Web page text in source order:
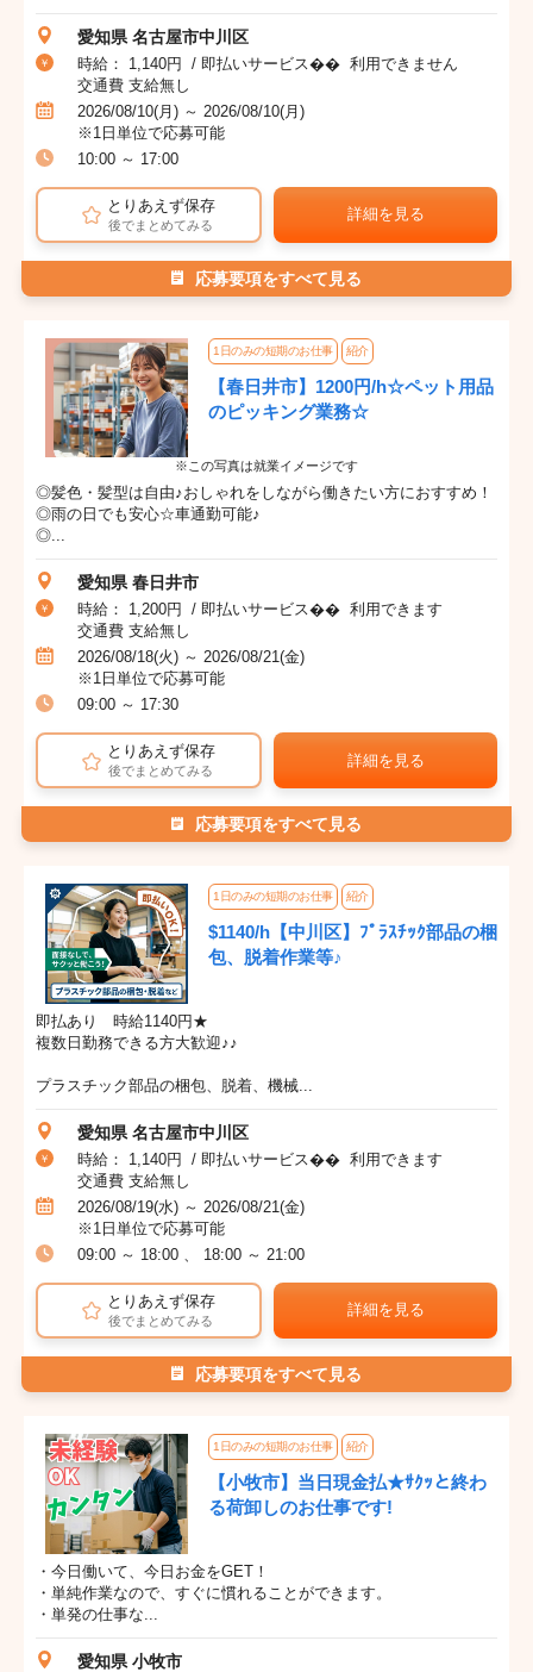
愛知県 名古屋市中川区
時給： 1,140円 / 即払いサービス�� 利用できません
交通費 支給無し
2026/08/10(月) ～ 2026/08/10(月)
※1日単位で応募可能
10:00 ～ 17:00
とりあえず保存
後でまとめてみる
詳細を見る
応募要項をすべて見る
1日のみの短期のお仕事 紹介
【春日井市】1200円/h☆ペット用品
のピッキング業務☆
※この写真は就業イメージです
◎髪色・髪型は自由♪おしゃれをしながら働きたい方におすすめ！
◎雨の日でも安心☆車通勤可能♪
◎...
愛知県 春日井市
時給： 1,200円 / 即払いサービス�� 利用できます
交通費 支給無し
2026/08/18(火) ～ 2026/08/21(金)
※1日単位で応募可能
09:00 ～ 17:30
とりあえず保存
後でまとめてみる
詳細を見る
応募要項をすべて見る
1日のみの短期のお仕事 紹介
$1140/h【中川区】ﾌﾟﾗｽﾁｯｸ部品の梱
包、脱着作業等♪
即払あり 時給1140円★
複数日勤務できる方大歓迎♪♪
プラスチック部品の梱包、脱着、機械...
愛知県 名古屋市中川区
時給： 1,140円 / 即払いサービス�� 利用できます
交通費 支給無し
2026/08/19(水) ～ 2026/08/21(金)
※1日単位で応募可能
09:00 ～ 18:00 、 18:00 ～ 21:00
とりあえず保存
後でまとめてみる
詳細を見る
応募要項をすべて見る
1日のみの短期のお仕事 紹介
【小牧市】当日現金払★ｻｸｯと終わ
る荷卸しのお仕事です!
・今日働いて、今日お金をGET！
・単純作業なので、すぐに慣れることができます。
・単発の仕事な...
愛知県 小牧市